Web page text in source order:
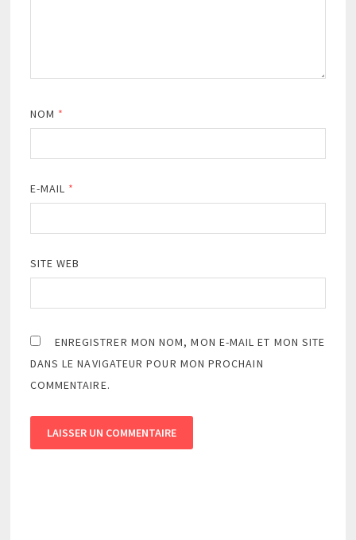
NOM *
E-MAIL *
SITE WEB
ENREGISTRER MON NOM, MON E-MAIL ET MON SITE
DANS LE NAVIGATEUR POUR MON PROCHAIN
COMMENTAIRE.